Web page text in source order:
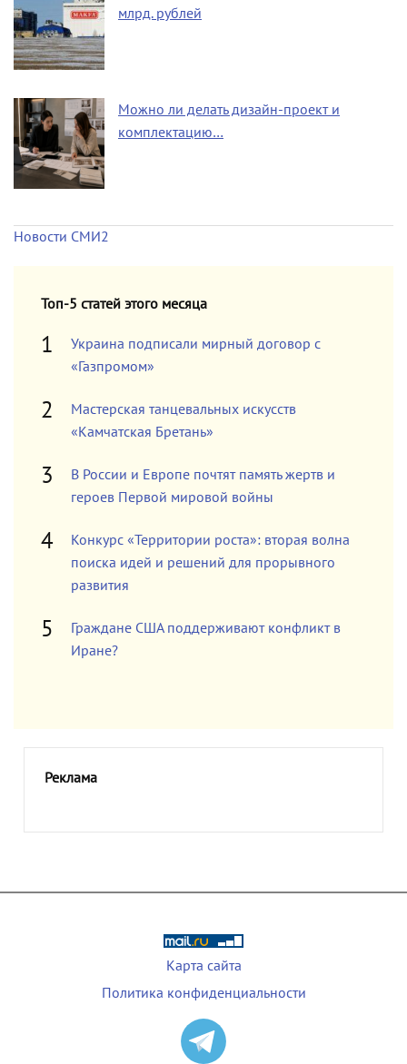
млрд. рублей
Можно ли делать дизайн-проект и
комплектацию…
Новости СМИ2
Топ-5 статей этого месяца
Украина подписали мирный договор с
«Газпромом»
Мастерская танцевальных искусств
«Камчатская Бретань»
В России и Европе почтят память жертв и
героев Первой мировой войны
Конкурс «Территории роста»: вторая волна
поиска идей и решений для прорывного
развития
Граждане США поддерживают конфликт в
Иране?
Реклама
Карта сайта
Политика конфиденциальности